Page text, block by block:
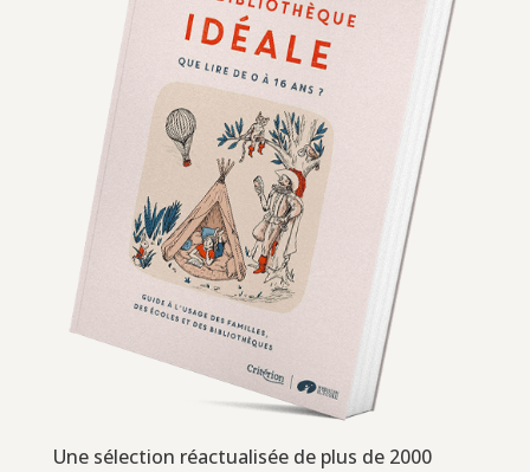
Une sélection réactualisée de plus de 2000